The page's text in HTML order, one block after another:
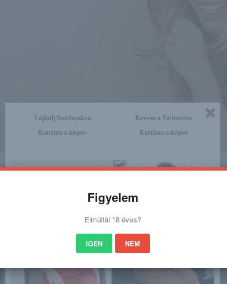
sok olyan lány van, aki cseppet sem szégyenlős. Ha ennek a lánynak
http://napijocsaj.blog.hu/2015/
Lájkolj Facebookon
Kattints a képre
Keress a Twitteren
Kattints a képre
Figyelem
Elmúltál 18 éves?
IGEN NEM